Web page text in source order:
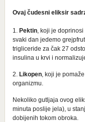
Ovaj čudesni eliksir
1. Pektin, koji je
svaki dan jedemo
trigliceride za čak 27
insulina u krvi i
2. Likopen, koji je
organizmu.
Nekoliko gutljaja ovog
minuta poslije jela), u
dobijenih tokom obroka.